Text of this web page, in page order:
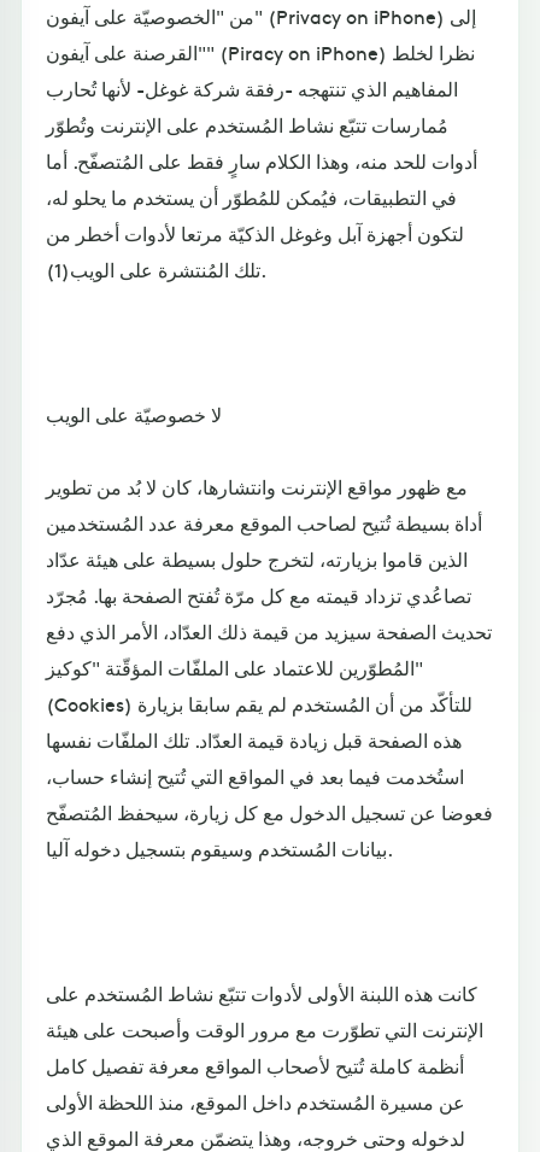
من "الخصوصيّة على آيفون" (Privacy on iPhone) إلى
"القرصنة على آيفون" (Piracy on iPhone) نظرا لخلط
المفاهيم الذي تنتهجه -رفقة شركة غوغل- لأنها تُحارب
مُمارسات تتبّع نشاط المُستخدم على الإنترنت وتُطوّر
أدوات للحد منه، وهذا الكلام سارٍ فقط على المُتصفّح. أما
في التطبيقات، فيُمكن للمُطوّر أن يستخدم ما يحلو له،
لتكون أجهزة آبل وغوغل الذكيّة مرتعا لأدوات أخطر من
تلك المُنتشرة على الويب(1).
لا خصوصيّة على الويب
مع ظهور مواقع الإنترنت وانتشارها، كان لا بُد من تطوير
أداة بسيطة تُتيح لصاحب الموقع معرفة عدد المُستخدمين
الذين قاموا بزيارته، لتخرج حلول بسيطة على هيئة عدّاد
تصاعُدي تزداد قيمته مع كل مرّة تُفتح الصفحة بها. مُجرّد
تحديث الصفحة سيزيد من قيمة ذلك العدّاد، الأمر الذي دفع
المُطوّرين للاعتماد على الملفّات المؤقّتة "كوكيز"
(Cookies) للتأكّد من أن المُستخدم لم يقم سابقا بزيارة
هذه الصفحة قبل زيادة قيمة العدّاد. تلك الملفّات نفسها
استُخدمت فيما بعد في المواقع التي تُتيح إنشاء حساب،
فعوضا عن تسجيل الدخول مع كل زيارة، سيحفظ المُتصفّح
بيانات المُستخدم وسيقوم بتسجيل دخوله آليا.
كانت هذه اللبنة الأولى لأدوات تتبّع نشاط المُستخدم على
الإنترنت التي تطوّرت مع مرور الوقت وأصبحت على هيئة
أنظمة كاملة تُتيح لأصحاب المواقع معرفة تفصيل كامل
عن مسيرة المُستخدم داخل الموقع، منذ اللحظة الأولى
لدخوله وحتى خروجه، وهذا يتضمّن معرفة الموقع الذي